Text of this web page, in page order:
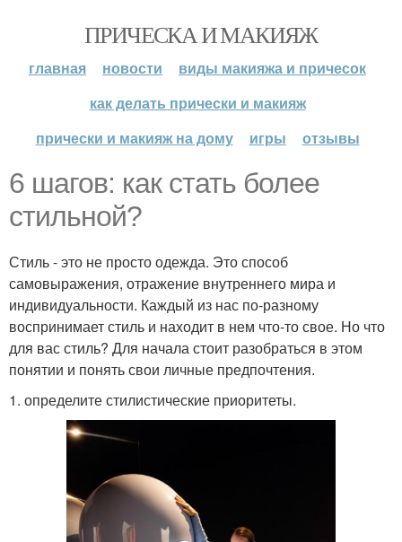
ПРИЧЕСКА И МАКИЯЖ
главная новости
виды макияжа и причесок
как делать прически и макияж
прически и макияж на дому
игры отзывы
6 шагов: как стать более
стильной?
Стиль - это не просто одежда. Это способ
самовыражения, отражение внутреннего мира и
индивидуальности. Каждый из нас по-разному
воспринимает стиль и находит в нем что-то свое. Но что
для вас стиль? Для начала стоит разобраться в этом
понятии и понять свои личные предпочтения.
1. определите стилистические приоритеты.